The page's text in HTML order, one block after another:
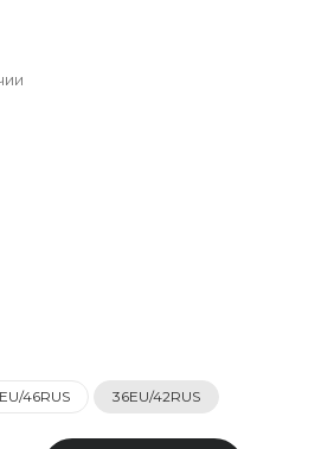
46RUS 36EU/42RUS